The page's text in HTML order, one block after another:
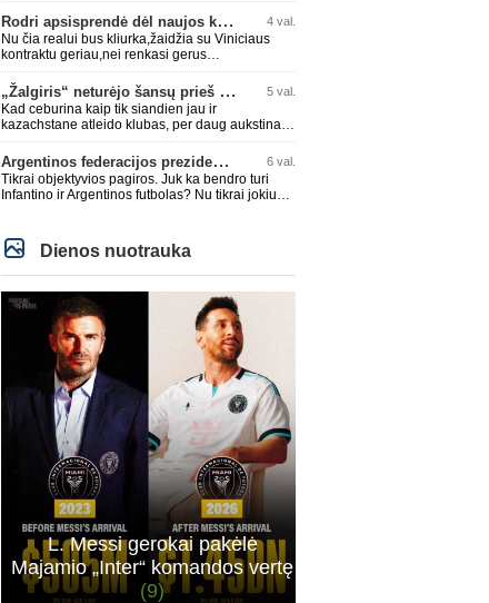
Rodri apsisprendė dėl naujos komandos 4 val.
Nu čia realui bus kliurka,žaidžia su Viniciaus
kontraktu geriau,nei renkasi gerus
„Žalgiris“ neturėjo šansų prieš „Hajduk“ 5 val.
Kad ceburina kaip tik siandien jau ir
kazachstane atleido klubas, per daug aukstinat
Argentinos federacijos prezidentas C. Tapia negailėjo pagyrų G. Infantino 6 val.
Tikrai objektyvios pagiros. Juk ka bendro turi
Infantino ir Argentinos futbolas? Nu tikrai jokiu
Dienos nuotrauka
L. Messi gerokai pakėlė
Majamio „Inter“ komandos vertę
(9)